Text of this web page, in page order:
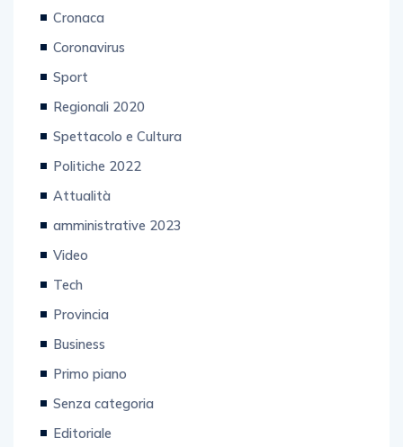
Cronaca
Coronavirus
Sport
Regionali 2020
Spettacolo e Cultura
Politiche 2022
Attualità
amministrative 2023
Video
Tech
Provincia
Business
Primo piano
Senza categoria
Editoriale